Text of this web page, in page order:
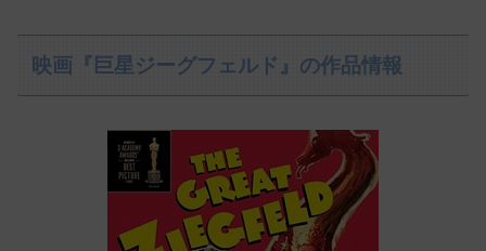
映画『巨星ジーグフェルド』の作品情報